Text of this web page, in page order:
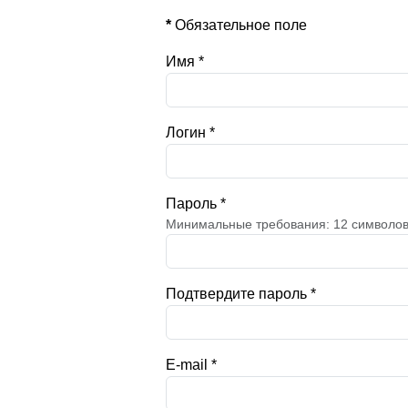
* Обязательное поле
Имя *
Логин *
Пароль *
Минимальные требования: 12 символов
Подтвердите пароль *
E-mail *